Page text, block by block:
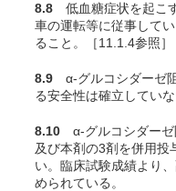
8.8 低血糖症状を起こ
車の運転等に従事して
ること。［11.1.4参照］
8.9 α-グルコシダーゼ
る安全性は確立してい
8.10 α-グルコシダーゼ
及び本剤の3剤を併用投
い。臨床試験成績より
められている。